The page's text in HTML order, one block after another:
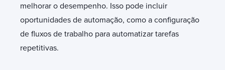
melhorar o desempenho. Isso pode incluir
oportunidades de automação, como a configuração
de fluxos de trabalho para automatizar tarefas
repetitivas.